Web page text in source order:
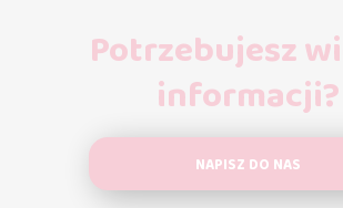
Potrzebujesz
informacji?
NAPISZ DO NAS